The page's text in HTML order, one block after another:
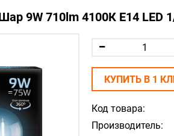
9W 710lm 4100К Е14 LED
Код товара:
Производитель:
КУПИТЬ В 1